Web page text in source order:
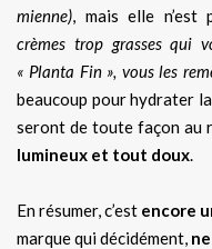
mienne) , mais elle
crèmes trop grasses qui
« Planta Fin », vous les
beaucoup pour hydrater
seront de toute façon au
lumineux et tout doux
En résumer, c’est encore
marque qui décidément,